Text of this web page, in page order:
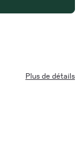
Plus de détails